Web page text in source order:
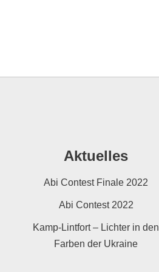
Aktuelles
Abi Contest Finale 2022
Abi Contest 2022
Kamp-Lintfort – Lichter in den
Farben der Ukraine